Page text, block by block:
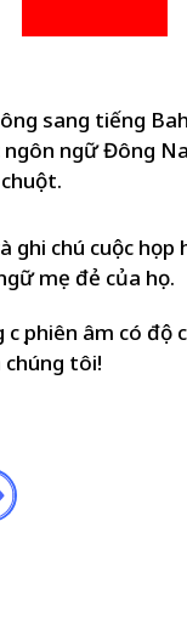
sang tiếng
ngữ Đông
ghi chú cuộc họp
mẹ đẻ của họ.
phiên âm có độ
tôi!